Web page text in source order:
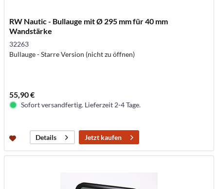
RW Nautic - Bullauge mit Ø 295 mm für 40 mm
Wandstärke
32263
Bullauge - Starre Version (nicht zu öffnen)
55,90 €
Sofort versandfertig. Lieferzeit 2-4 Tage.
Details Jetzt kaufen